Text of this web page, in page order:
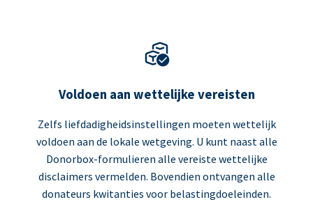
Voldoen aan wettelijke vereisten
Zelfs liefdadigheidsinstellingen moeten wettelijk
voldoen aan de lokale wetgeving. U kunt naast alle
Donorbox-formulieren alle vereiste wettelijke
disclaimers vermelden. Bovendien ontvangen alle
donateurs kwitanties voor belastingdoeleinden.